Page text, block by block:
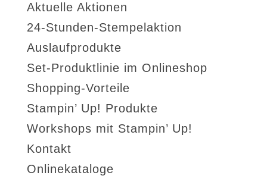
Aktuelle Aktionen
24-Stunden-Stempelaktion
Auslaufprodukte
Set-Produktlinie im Onlineshop
Shopping-Vorteile
Stampin’ Up! Produkte
Workshops mit Stampin’ Up!
Kontakt
Onlinekataloge